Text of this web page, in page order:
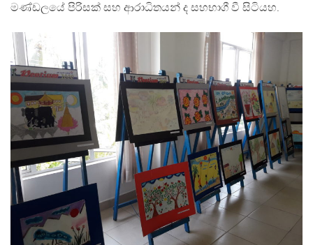
මණ්ඩලයේ පිරිසක් සහ ආරාධිතයන් ද සහභාගී වී සිටියහ.